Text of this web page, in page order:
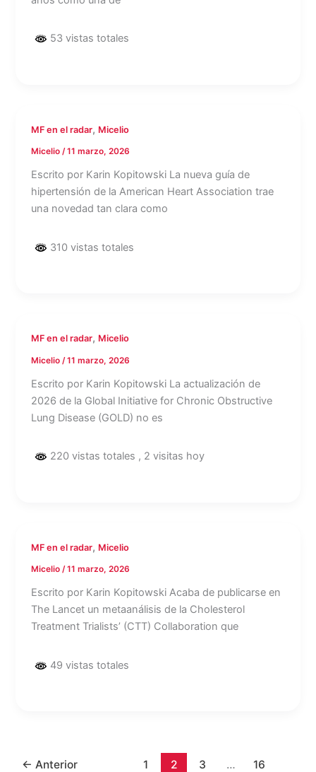
53 vistas totales
MF en el radar, Micelio
Micelio/11 marzo, 2026
Escrito por Karin Kopitowski La nueva guía de
hipertensión de la American Heart Association trae
una novedad tan clara como
310 vistas totales
MF en el radar, Micelio
Micelio/11 marzo, 2026
Escrito por Karin Kopitowski La actualización de
2026 de la Global Initiative for Chronic Obstructive
Lung Disease (GOLD) no es
220 vistas totales , 2 visitas hoy
MF en el radar, Micelio
Micelio/11 marzo, 2026
Escrito por Karin Kopitowski Acaba de publicarse en
The Lancet un metaanálisis de la Cholesterol
Treatment Trialists’ (CTT) Collaboration que
49 vistas totales
← Anterior 1 2 3 …
16